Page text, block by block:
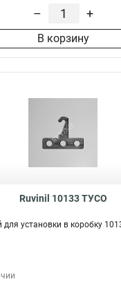
– +
В корзину
Ruvinil 10133 ТУСО
установки в коробку